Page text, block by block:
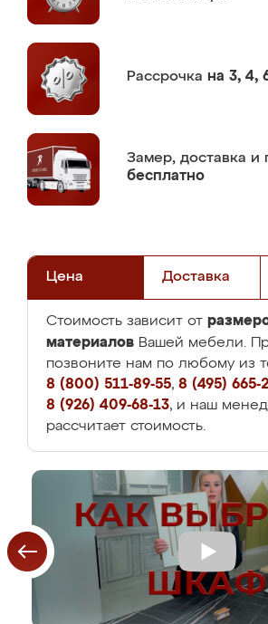
Рассрочка на 3, 4,
Замер, доставка и
бесплатно
Цена Доставка
Стоимость зависит от
материалов Вашей мебели.
позвоните нам по любому из
8 (800) 511-89-55, 8 (495) 665-
8 (926) 409-68-13, и наш
рассчитает стоимость.